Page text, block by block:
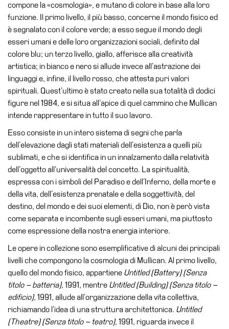
Progetti
Speciali
Ricerca
Storia
Sedi
Tutte
sedi
Edificio
Castello
Manica
Villa
Cerruti
Biglietti
Shop
Chi
siamo
compone la «cosmologia», e mutano di colore in base alla loro
funzione. Il primo livello, il più basso, concerne il mondo fisico ed
è segnalato con il colore verde; a esso segue il mondo degli
esseri umani e delle loro organizzazioni sociali, definito dal
colore blu; un terzo livello, giallo, afferisce alla creatività
artistica; in bianco e nero si allude invece all’astrazione dei
linguaggi e, infine, il livello rosso, che attesta puri valori
spirituali. Quest’ultimo è stato creato nella sua totalità di dodici
figure nel 1984, e si situa all’apice di quel cammino che Mullican
intende rappresentare in tutto il suo lavoro.
Esso consiste in un intero sistema di segni che parla
dell’elevazione dagli stati materiali dell’esistenza a quelli più
sublimati, e che si identifica in un innalzamento dalla relatività
dell’oggetto all’universalità del concetto. La spiritualità,
espressa con i simboli del Paradiso e dell’Inferno, della morte e
della vita, dell’esistenza prenatale e della soggettività, del
destino, del mondo e dei suoi elementi, di Dio, non è però vista
come separata e incombente sugli esseri umani, ma piuttosto
come espressione della nostra energia interiore.
Le opere in collezione sono esemplificative di alcuni dei principali
livelli che compongono la cosmologia di Mullican. Al primo livello,
quello del mondo fisico, appartiene Untitled (Battery) (Senza
titolo – batteria), 1991, mentre Untitled (Building) (Senza titolo –
edificio), 1991, allude all’organizzazione della vita collettiva,
richiamando l’idea di una struttura architettonica. Untitled
(Theatre) (Senza titolo – teatro), 1991, riguarda invece il